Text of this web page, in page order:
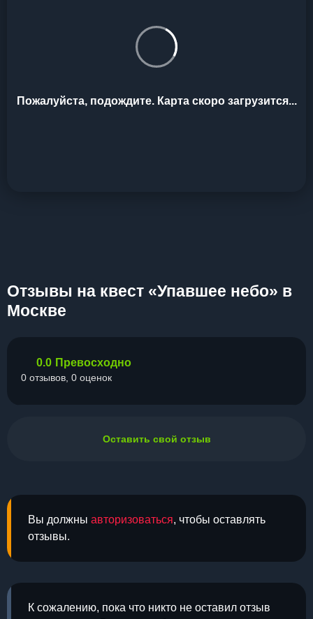
Пожалуйста, подождите. Карта скоро загрузится...
Отзывы на квест «Упавшее небо» в
Москве
Вы должны авторизоваться, чтобы оставлять
отзывы.
К сожалению, пока что никто не оставил отзыв
0.0 Превосходно
0 отзывов, 0 оценок
Оставить свой отзыв